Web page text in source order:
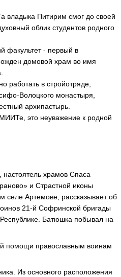
владыка Питирим смог до своей
облик студентов родного
факультет - первый в
домовой храм во имя
работать в стройотряде,
Волоцкого монастыря,
архипастырь.
это неуважение к родной
храмов Спаса
и Страстной иконы
селе Артемове, рассказывает об
21-й Софринской бригады
Батюшка побывал на
помощи православным воинам
Из основного расположения